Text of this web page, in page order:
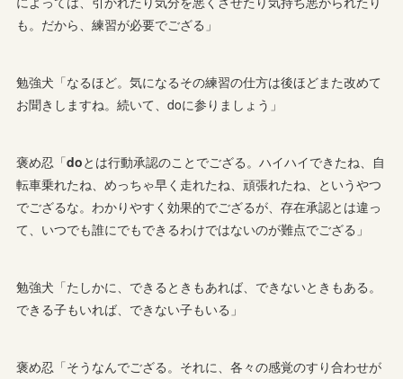
も。だから、練習が必要でござる」
勉強犬「なるほど。気になるその練習の仕方は後ほどまた改めて
お聞きしますね。続いて、doに参りましょう」
褒め忍「doとは行動承認のことでござる。ハイハイできたね、自
転車乗れたね、めっちゃ早く走れたね、頑張れたね、というやつ
でござるな。わかりやすく効果的でござるが、存在承認とは違っ
て、いつでも誰にでもできるわけではないのが難点でござる」
勉強犬「たしかに、できるときもあれば、できないときもある。
できる子もいれば、できない子もいる」
褒め忍「そうなんでござる。それに、各々の感覚のすり合わせが